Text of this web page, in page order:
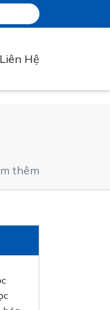
Liên Hệ
thêm